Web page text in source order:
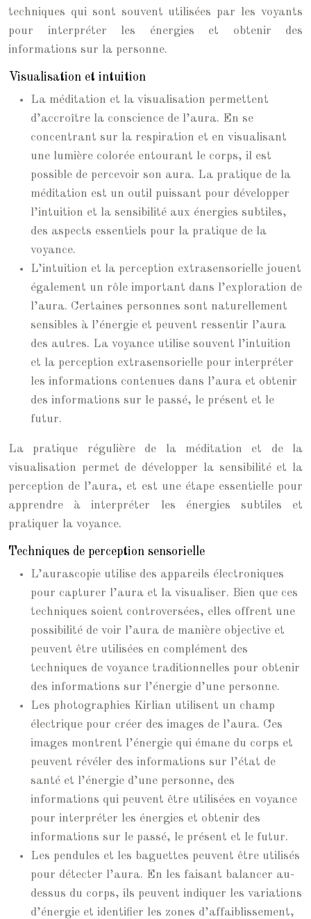
techniques qui sont souvent utilisées par les voyants
pour interpréter les énergies et obtenir des
informations sur la personne.
Visualisation et intuition
La méditation et la visualisation permettent
d’accroître la conscience de l’aura. En se
concentrant sur la respiration et en visualisant
une lumière colorée entourant le corps, il est
possible de percevoir son aura. La pratique de la
méditation est un outil puissant pour développer
l’intuition et la sensibilité aux énergies subtiles,
des aspects essentiels pour la pratique de la
voyance.
L’intuition et la perception extrasensorielle jouent
également un rôle important dans l’exploration de
l’aura. Certaines personnes sont naturellement
sensibles à l’énergie et peuvent ressentir l’aura
des autres. La voyance utilise souvent l’intuition
et la perception extrasensorielle pour interpréter
les informations contenues dans l’aura et obtenir
des informations sur le passé, le présent et le
futur.
La pratique régulière de la méditation et de la
visualisation permet de développer la sensibilité et la
perception de l’aura, et est une étape essentielle pour
apprendre à interpréter les énergies subtiles et
pratiquer la voyance.
Techniques de perception sensorielle
L’aurascopie utilise des appareils électroniques
pour capturer l’aura et la visualiser. Bien que ces
techniques soient controversées, elles offrent une
possibilité de voir l’aura de manière objective et
peuvent être utilisées en complément des
techniques de voyance traditionnelles pour obtenir
des informations sur l’énergie d’une personne.
Les photographies Kirlian utilisent un champ
électrique pour créer des images de l’aura. Ces
images montrent l’énergie qui émane du corps et
peuvent révéler des informations sur l’état de
santé et l’énergie d’une personne, des
informations qui peuvent être utilisées en voyance
pour interpréter les énergies et obtenir des
informations sur le passé, le présent et le futur.
Les pendules et les baguettes peuvent être utilisés
pour détecter l’aura. En les faisant balancer au-
dessus du corps, ils peuvent indiquer les variations
d’énergie et identifier les zones d’affaiblissement,